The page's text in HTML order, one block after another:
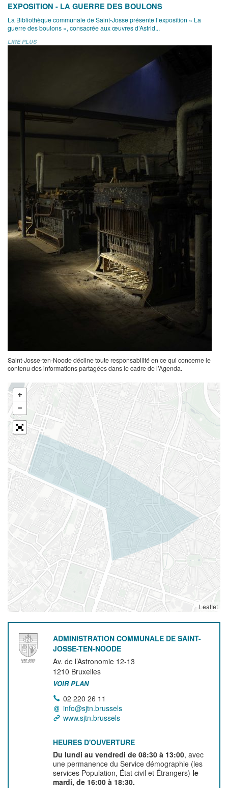
EXPOSITION - LA GUERRE DES BOULONS
La Bibliothèque communale de Saint-Josse présente l’exposition « La
guerre des boulons », consacrée aux œuvres d’Astrid...
LIRE PLUS
Saint-Josse-ten-Noode décline toute responsabilité en ce qui concerne le
contenu des informations partagées dans le cadre de l’Agenda.
Leaflet
ADMINISTRATION COMMUNALE DE SAINT-
JOSSE-TEN-NOODE
Av. de l’Astronomie 12-13
1210 Bruxelles
VOIR PLAN
02 220 26 11
info@sjtn.brussels
www.sjtn.brussels
HEURES D'OUVERTURE
Du lundi au vendredi de 08:30 à 13:00, avec
une permanence du Service démographie (les
services Population, État civil et Étrangers) le
mardi, de 16:00 à 18:30.